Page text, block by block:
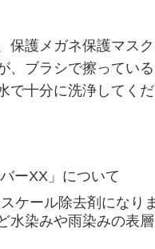
保護メガネ保護マス
、ブラシで擦ってい
十分に洗浄してく
ーXX」について
ケール除去剤になり
水染みや雨染みの表層